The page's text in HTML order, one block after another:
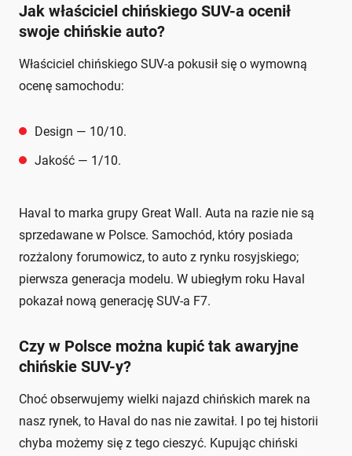
Jak właściciel chińskiego SUV-a ocenił
swoje chińskie auto?
Właściciel chińskiego SUV-a pokusił się o wymowną
ocenę samochodu:
Design — 10/10.
Jakość — 1/10.
Haval to marka grupy Great Wall. Auta na razie nie są
sprzedawane w Polsce. Samochód, który posiada
rozżalony forumowicz, to auto z rynku rosyjskiego;
pierwsza generacja modelu. W ubiegłym roku Haval
pokazał nową generację SUV-a F7.
Czy w Polsce można kupić tak awaryjne
chińskie SUV-y?
Choć obserwujemy wielki najazd chińskich marek na
nasz rynek, to Haval do nas nie zawitał. I po tej historii
chyba możemy się z tego cieszyć. Kupując chiński